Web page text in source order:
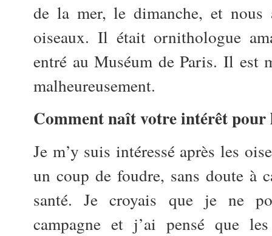
de la mer, le dimanche, et nous
oiseaux. Il était ornithologue
entré au Muséum de Paris. Il est
malheureusement.
Comment naît votre intérêt pour
Je m’y suis intéressé après les
un coup de foudre, sans doute à
santé. Je croyais que je ne
campagne et j’ai pensé que